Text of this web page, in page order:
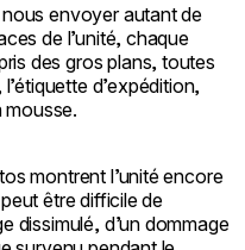
envoyer autant de
de l’unité, chaque
des gros plans, toutes
d’expédition,
mousse.
montrent l’unité encore
être difficile de
dissimulé, d’un dommage